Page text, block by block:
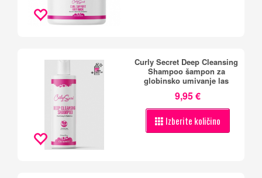
Curly Secret Deep Cleansing
Shampoo šampon za
globinsko umivanje las
9,95 €
Izberite količino